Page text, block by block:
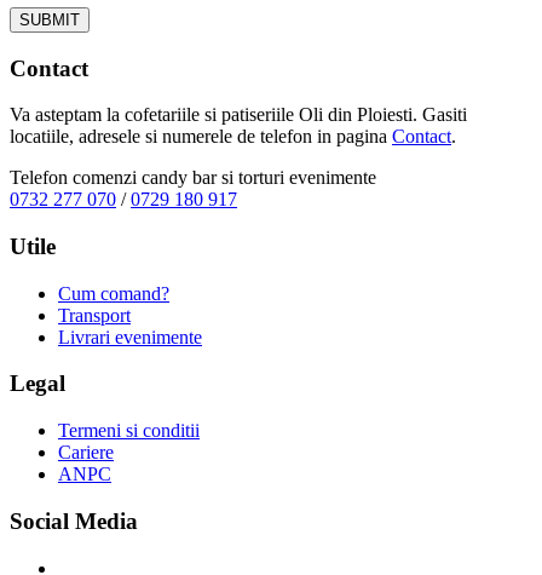
Contact
Va asteptam la cofetariile si patiseriile Oli din Ploiesti. Gasiti
locatiile, adresele si numerele de telefon in pagina Contact.
Telefon comenzi candy bar si torturi evenimente
0732 277 070 /0729 180 917
Utile
Cum comand?
Transport
Livrari evenimente
Legal
Termeni si conditii
Cariere
ANPC
Social Media